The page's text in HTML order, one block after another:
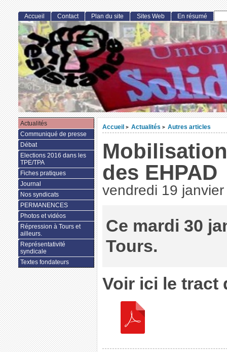
Accueil > Actualités > Autres articles
des EHPAD
vendredi 19
Ce mardi 30
Tours.
Voir ici le tract
Accueil Contact Plan du site Sites Web En résumé
Actualités
Communiqué de presse
Débat
Elections 2016 dans les
TPE/TPA
Fiches pratiques
Journal
Nos syndicats
PERMANENCES
Photos et vidéos
Répression à Tours et
ailleurs.
Représentativité
syndicale
Textes fondateurs